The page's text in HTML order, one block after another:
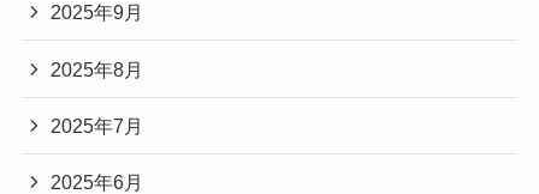
2025年9月
2025年8月
2025年7月
2025年6月